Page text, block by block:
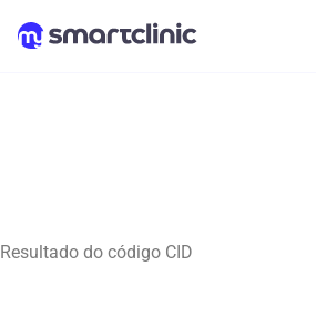
Resultado do código CID